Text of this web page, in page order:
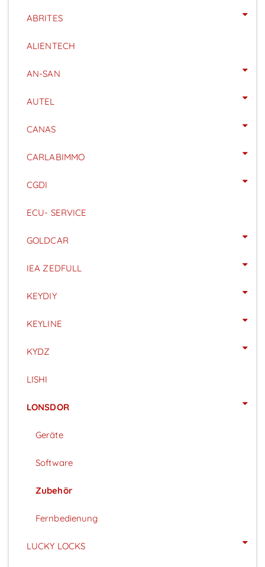
ABRITES
ALIENTECH
AN-SAN
AUTEL
CANAS
CARLABIMMO
CGDI
ECU- SERVICE
GOLDCAR
IEA ZEDFULL
KEYDIY
KEYLINE
KYDZ
LISHI
LONSDOR
Geräte
Software
Zubehör
Fernbedienung
LUCKY LOCKS